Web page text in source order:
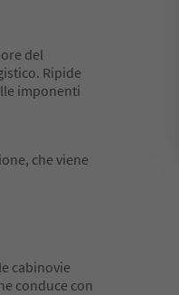
del
Ripide
imponenti
che viene
cabinovie
conduce con